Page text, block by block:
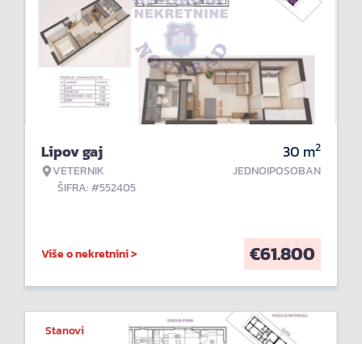
Lipov gaj
VETERNIK
ŠIFRA: #552405
30 m2
JEDNOIPOSOBAN
Više o nekretnini > €61.800
Stanovi